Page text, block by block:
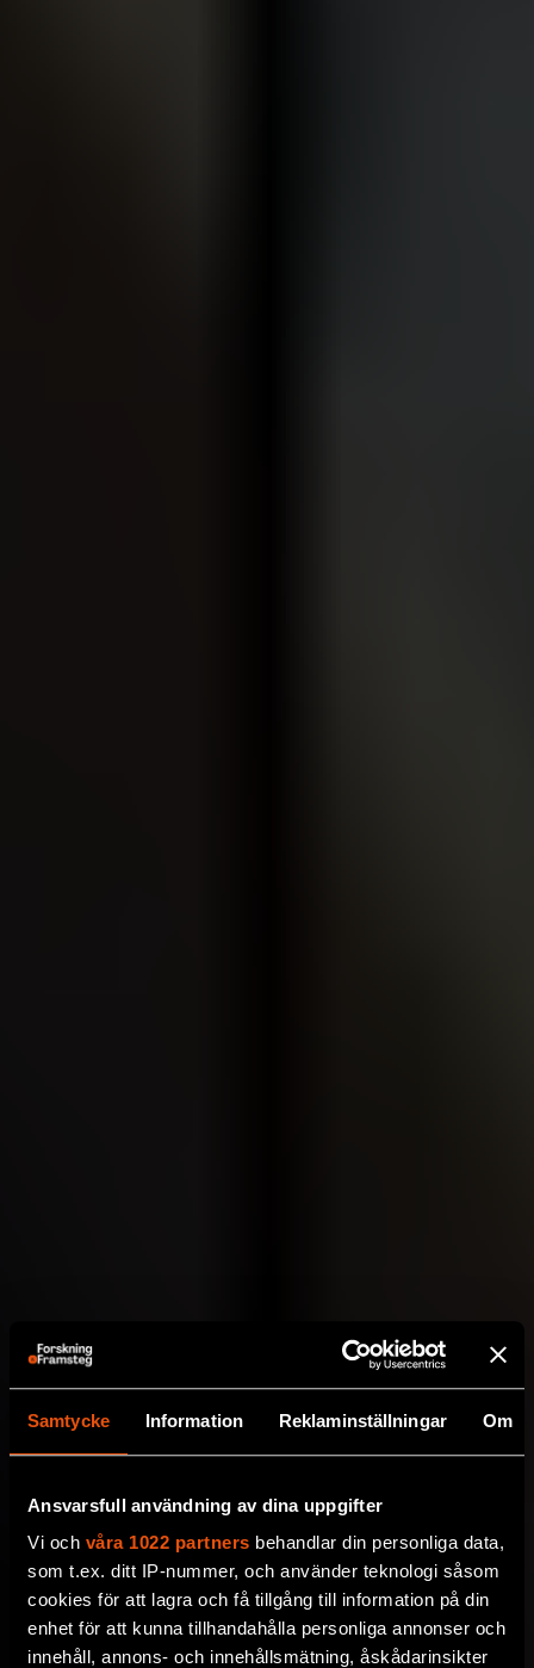
Samtycke Information Reklaminställningar Om
Ansvarsfull användning av dina uppgifter
Vi och våra 1022 partners behandlar din personliga data,
som t.ex. ditt IP-nummer, och använder teknologi såsom
cookies för att lagra och få tillgång till information på din
enhet för att kunna tillhandahålla personliga annonser och
innehåll, annons- och innehållsmätning, åskådarinsikter